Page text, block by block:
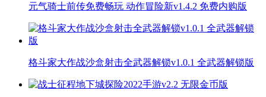
元气骑士前传免费畅玩 动作冒险新v1.4.2 免费内购版
格斗家大作战沙盒射击全武器解锁v1.0.1 全武器解锁版